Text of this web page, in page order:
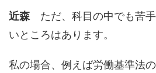
近森ただ、科目の中でも苦手
いところはあります。
私の場合、例えば労働基準法